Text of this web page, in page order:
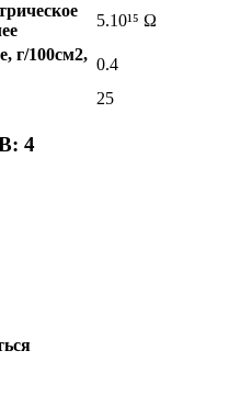
5.10¹⁵ Ω
г/100см2,
0.4
25
4